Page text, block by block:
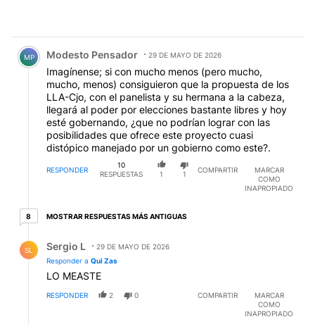
Comentario de Modesto Pensador.
MP Modesto Pensador 29 DE MAYO DE 2026
Imagínense; si con mucho menos (pero mucho,
mucho, menos) consiguieron que la propuesta de los
LLA-Cjo, con el panelista y su hermana a la cabeza,
llegará al poder por elecciones bastante libres y hoy
esté gobernando, ¿que no podrían lograr con las
posibilidades que ofrece este proyecto cuasi
distópico manejado por un gobierno como este?.
RESPONDER
10
RESPUESTAS
1 1
COMPARTIR
MARCAR
COMO
INAPROPIADO
88 respuestas más antiguas
MOSTRAR RESPUESTAS MÁS ANTIGUAS
SL Sergio L
29 DE MAYO DE 2026
Responder a Qui Zas
LO MEASTE
RESPONDER 2 0 COMPARTIR
MARCAR
COMO
INAPROPIADO